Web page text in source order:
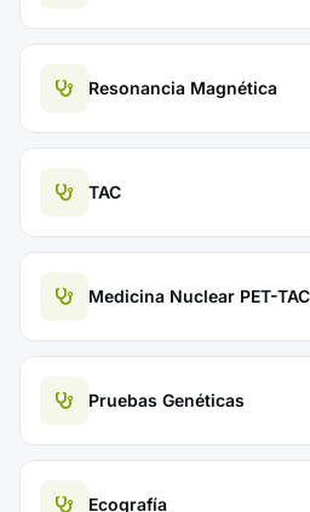
Resonancia Magnética
TAC
Medicina Nuclear PET-TAC
Pruebas Genéticas
Ecografía